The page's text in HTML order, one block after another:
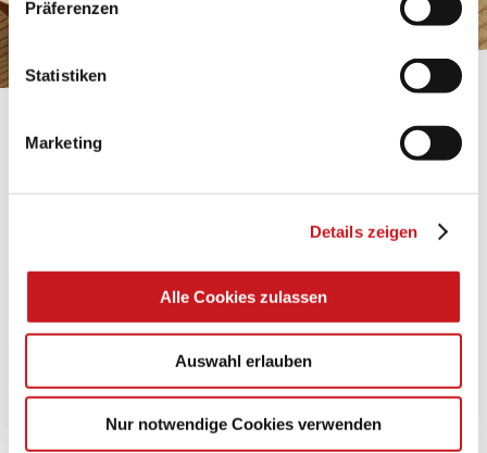
Impressum.
Präferenzen
Statistiken
Marketing
Details zeigen
Alle Cookies zulassen
Auswahl erlauben
Nur notwendige Cookies verwenden
Glänzende Ideen mit wasserfestem Papier. Perfekt zu
Verwendungen.
Zum Tipp